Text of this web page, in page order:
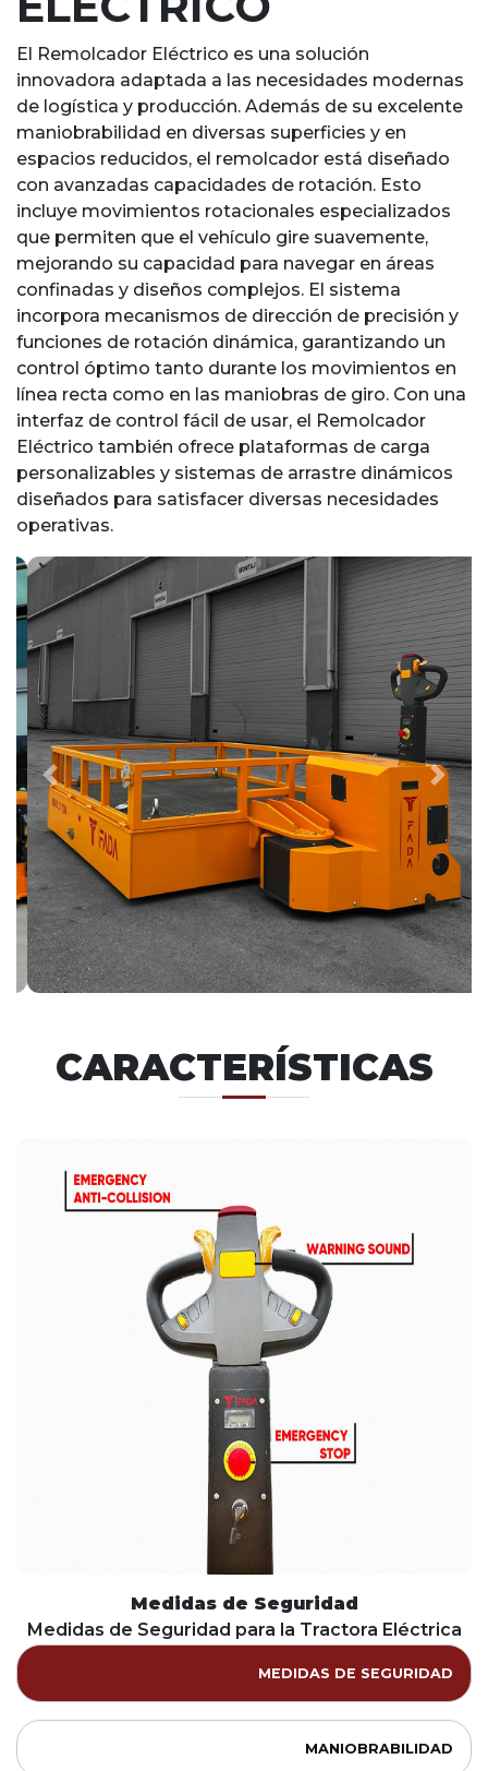
El Remolcador Eléctrico es una solución
innovadora adaptada a las necesidades modernas
de logística y producción. Además de su excelente
maniobrabilidad en diversas superficies y en
espacios reducidos, el remolcador está diseñado
con avanzadas capacidades de rotación. Esto
incluye movimientos rotacionales especializados
que permiten que el vehículo gire suavemente,
mejorando su capacidad para navegar en áreas
confinadas y diseños complejos. El sistema
incorpora mecanismos de dirección de precisión y
funciones de rotación dinámica, garantizando un
control óptimo tanto durante los movimientos en
línea recta como en las maniobras de giro. Con una
interfaz de control fácil de usar, el Remolcador
Eléctrico también ofrece plataformas de carga
personalizables y sistemas de arrastre dinámicos
diseñados para satisfacer diversas necesidades
operativas.
Previous Next
CARACTERÍSTICAS
Medidas de Seguridad
Medidas de Seguridad para la Tractora Eléctrica
MEDIDAS DE SEGURIDAD
MANIOBRABILIDAD